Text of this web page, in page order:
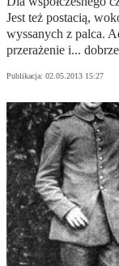
Jest też postacią,
wyssanych z palca.
przerażenie i...
Publikacja: 02.05.2013 15:27